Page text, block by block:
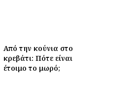
Από την κούνια στο
κρεβάτι: Πότε είναι
έτοιμο το μωρό;